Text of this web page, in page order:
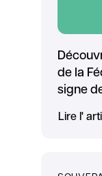
de la
signe
Lire l'